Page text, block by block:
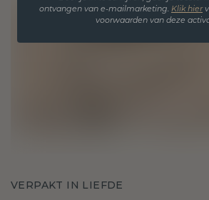
VERPAKT IN LIEFDE
ontvangen van e-mailmarketing. Klik hier
voorwaarden van deze